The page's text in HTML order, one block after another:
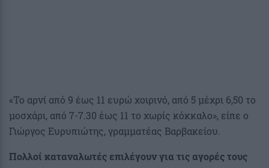
«Το αρνί από 9 έως 11 ευρώ χοιρινό, από 5 μέχρι 6,50 το
μοσχάρι, από 7-7.30 έως 11 το χωρίς κόκκαλο», είπε ο
Γιώργος Ευρυπιώτης, γραμματέας Βαρβακείου.
Πολλοί καταναλωτές επιλέγουν για τις αγορές τους